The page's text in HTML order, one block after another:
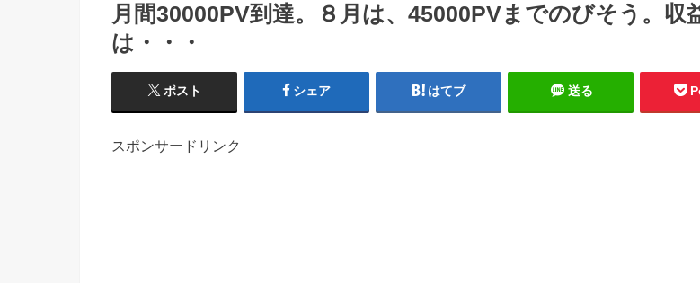
月間30000PV到達。８月は、45000PVまでのびそう。収
は・・・
ポスト シェア はてブ 送る
スポンサードリンク